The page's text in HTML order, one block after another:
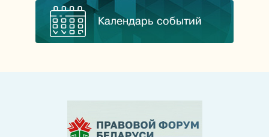
Календарь событий